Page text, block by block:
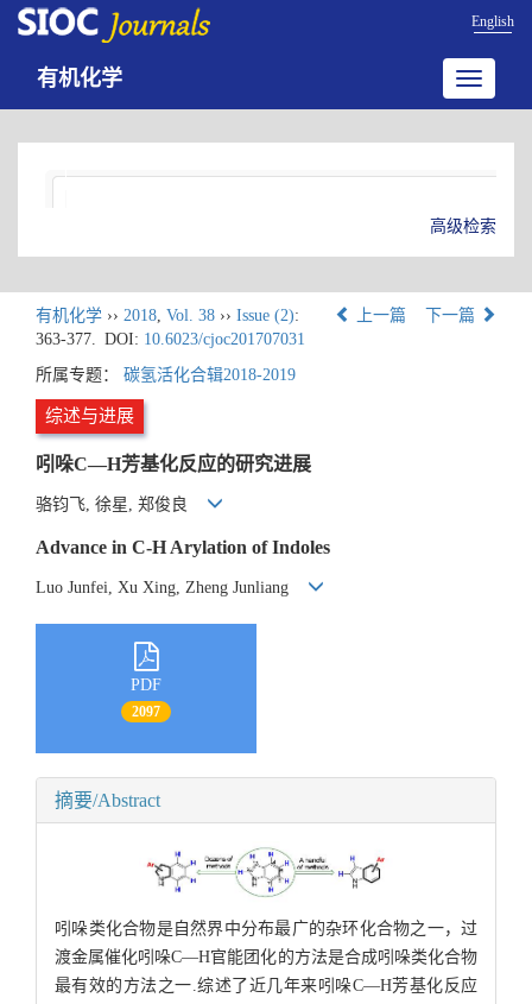
English
Toggle
有机化学
高级检索
有机化学 ›› 2018, Vol. 38 ›› Issue (2):
363-377. DOI: 10.6023/cjoc201707031
上一篇 下一篇
所属专题： 碳氢活化合辑2018-2019
综述与进展
吲哚C—H芳基化反应的研究进展
骆钧飞, 徐星, 郑俊良
Advance in C-H Arylation of Indoles
Luo Junfei, Xu Xing, Zheng Junliang
PDF
2097
摘要/Abstract
吲哚类化合物是自然界中分布最广的杂环化合物之一，过
渡金属催化吲哚C—H官能团化的方法是合成吲哚类化合物
最有效的方法之一.综述了近几年来吲哚C—H芳基化反应